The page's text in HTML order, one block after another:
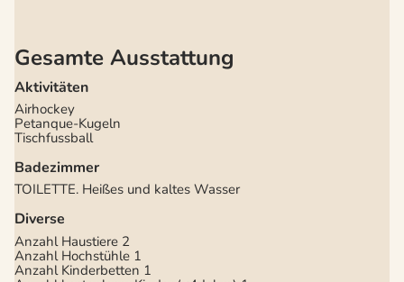
Gesamte Ausstattung
Aktivitäten
Airhockey
Petanque-Kugeln
Tischfussball
Badezimmer
TOILETTE. Heißes und kaltes Wasser
Diverse
Anzahl Haustiere 2
Anzahl Hochstühle 1
Anzahl Kinderbetten 1